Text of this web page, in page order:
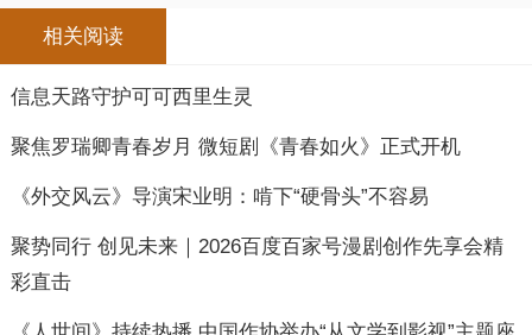
相关阅读
信息天路守护可可西里生灵
聚焦罗瑞卿青春岁月 微短剧《青春如火》正式开机
《外交风云》导演宋业明：啃下“硬骨头”不容易
聚势同行 创见未来｜2026百度百家号漫剧创作先享会精
彩直击